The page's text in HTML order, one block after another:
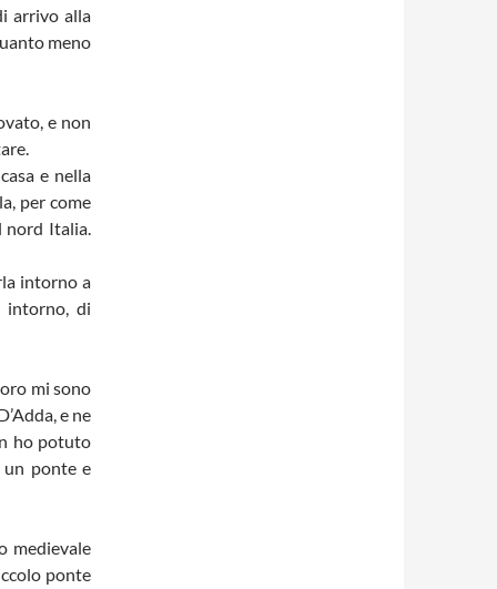
arrivo alla
meno
e non
e nella
per come
nord Italia.
intorno a
intorno, di
mi sono
e ne
ho potuto
un ponte e
medievale
ponte